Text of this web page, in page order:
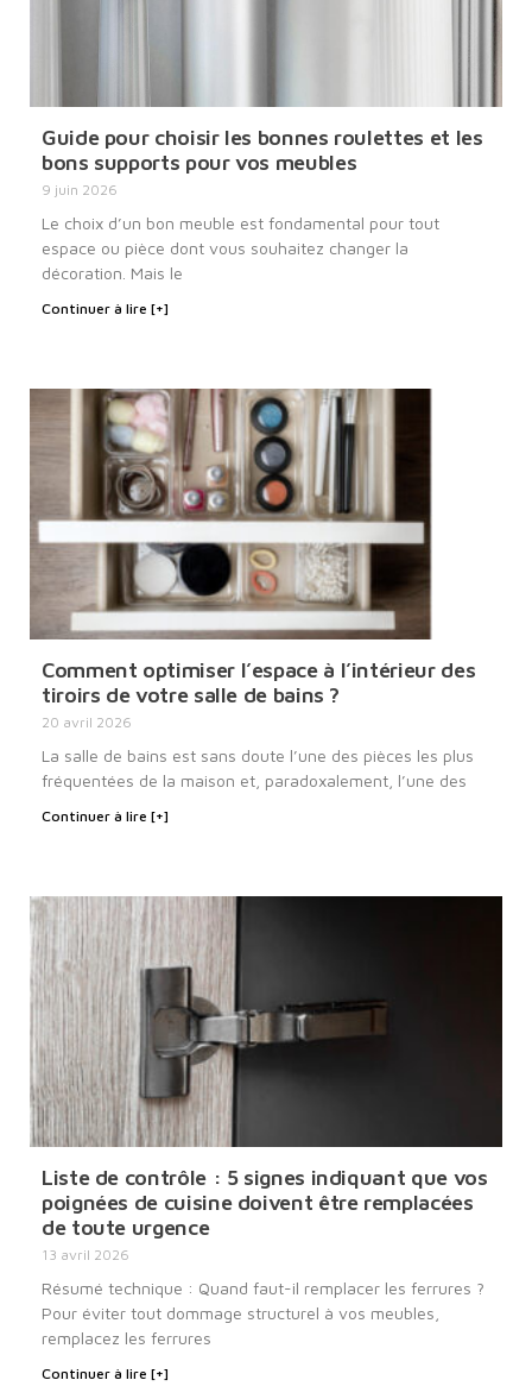
Guide pour choisir les bonnes roulettes et les
bons supports pour vos meubles
9 juin 2026
Le choix d’un bon meuble est fondamental pour tout
espace ou pièce dont vous souhaitez changer la
décoration. Mais le
Continuer à lire [+]
Comment optimiser l’espace à l’intérieur des
tiroirs de votre salle de bains ?
20 avril 2026
La salle de bains est sans doute l’une des pièces les plus
fréquentées de la maison et, paradoxalement, l’une des
Continuer à lire [+]
Liste de contrôle : 5 signes indiquant que vos
poignées de cuisine doivent être remplacées
de toute urgence
13 avril 2026
Résumé technique : Quand faut-il remplacer les ferrures ?
Pour éviter tout dommage structurel à vos meubles,
remplacez les ferrures
Continuer à lire [+]